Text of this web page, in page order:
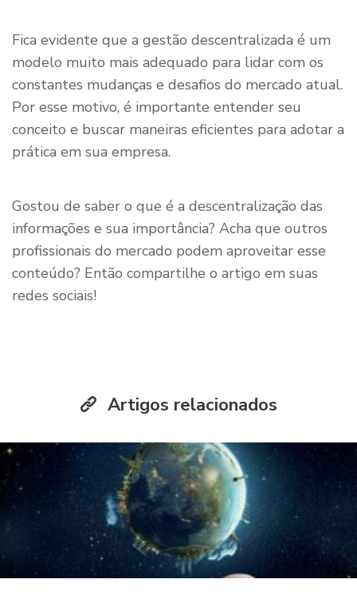
Fica evidente que a gestão descentralizada é um
modelo muito mais adequado para lidar com os
constantes mudanças e desafios do mercado atual.
Por esse motivo, é importante entender seu
conceito e buscar maneiras eficientes para adotar a
prática em sua empresa.
Gostou de saber o que é a descentralização das
informações e sua importância? Acha que outros
profissionais do mercado podem aproveitar esse
conteúdo? Então compartilhe o artigo em suas
redes sociais!
Artigos relacionados